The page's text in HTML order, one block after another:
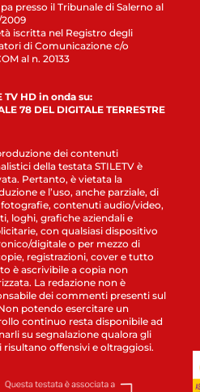
presso il Tribunale di Salerno al
2009
iscritta nel Registro degli
di Comunicazione c/o
al n. 20133
TV HD in onda su:
78 DEL DIGITALE TERRESTRE
dei contenuti
della testata STILETV è
Pertanto, è vietata la
e l’uso, anche parziale, di
contenuti audio/video,
loghi, grafiche aziendali e
con qualsiasi dispositivo
digitale o per mezzo di
registrazioni, cover e tutto
è ascrivibile a copia non
La redazione non è
dei commenti presenti sul
potendo esercitare un
continuo resta disponibile ad
su segnalazione qualora gli
risultano offensivi e oltraggiosi.